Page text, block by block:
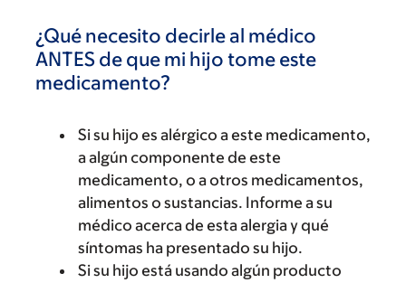
¿Qué necesito decirle al médico
ANTES de que mi hijo tome este
medicamento?
Si su hijo es alérgico a este medicamento,
a algún componente de este
medicamento, o a otros medicamentos,
alimentos o sustancias. Informe a su
médico acerca de esta alergia y qué
síntomas ha presentado su hijo.
Si su hijo está usando algún producto